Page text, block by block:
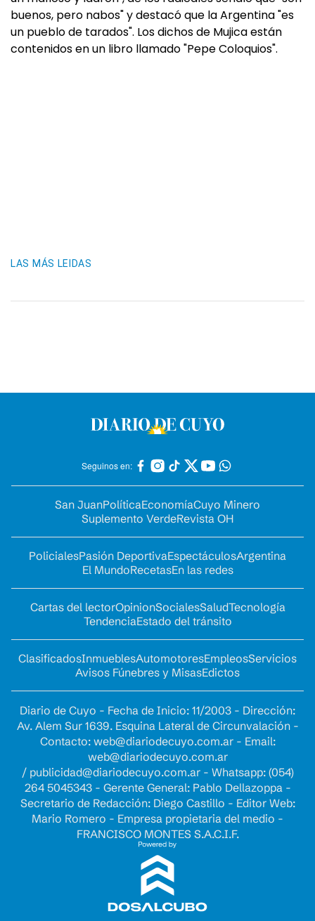
buenos, pero nabos" y destacó que la Argentina "es
un pueblo de tarados". Los dichos de Mujica están
contenidos en un libro llamado "Pepe Coloquios".
LAS MÁS LEIDAS
Seguinos en:
San JuanPolíticaEconomíaCuyo Minero
Suplemento VerdeRevista OH
PolicialesPasión DeportivaEspectáculosArgentina
El MundoRecetasEn las redes
Cartas del lectorOpinionSocialesSaludTecnología
TendenciaEstado del tránsito
ClasificadosInmueblesAutomotoresEmpleosServicios
Avisos Fúnebres y MisasEdictos
Diario de Cuyo - Fecha de Inicio: 11/2003 - Dirección:
Av. Alem Sur 1639. Esquina Lateral de Circunvalación -
Contacto: web@diariodecuyo.com.ar- Email:
web@diariodecuyo.com.ar
/ publicidad@diariodecuyo.com.ar- Whatsapp: (054)
264 5045343 - Gerente General: Pablo Dellazoppa -
Secretario de Redacción: Diego Castillo - Editor Web:
Mario Romero - Empresa propietaria del medio -
FRANCISCO MONTES S.A.C.I.F.